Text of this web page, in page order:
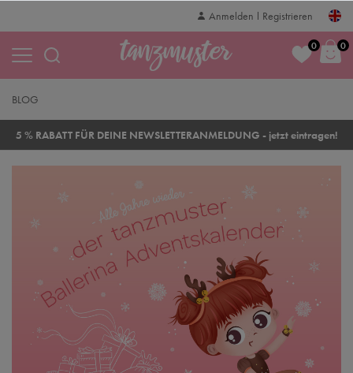
Anmelden Registrieren
0 0
BLOG
5 % RABATT FÜR DEINE NEWSLETTERANMELDUNG - jetzt eintragen!